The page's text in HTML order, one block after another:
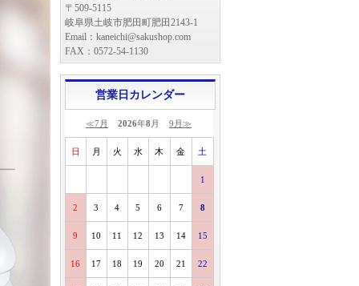
〒509-5115
岐阜県土岐市肥田町肥田2143-1
Email：kaneichi@sakushop.com
FAX：0572-54-1130
営業日カレンダー
≪7月 2026年8 月 9月≫
日 月 火 水 木 金 土
1
2 3 4 5 6 7 8
9 10 11 12 13 14 15
16 17 18 19 20 21 22